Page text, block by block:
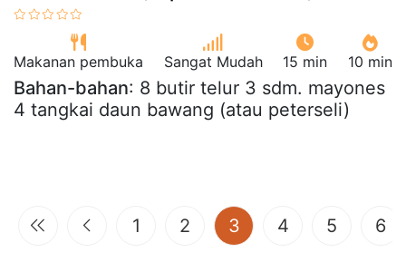
Makanan pembuka Sangat Mudah 15 min 10 min
Bahan-bahan: 8 butir telur 3 sdm. mayones
4 tangkai daun bawang (atau peterseli)
1 2 3(current)
4 5 6